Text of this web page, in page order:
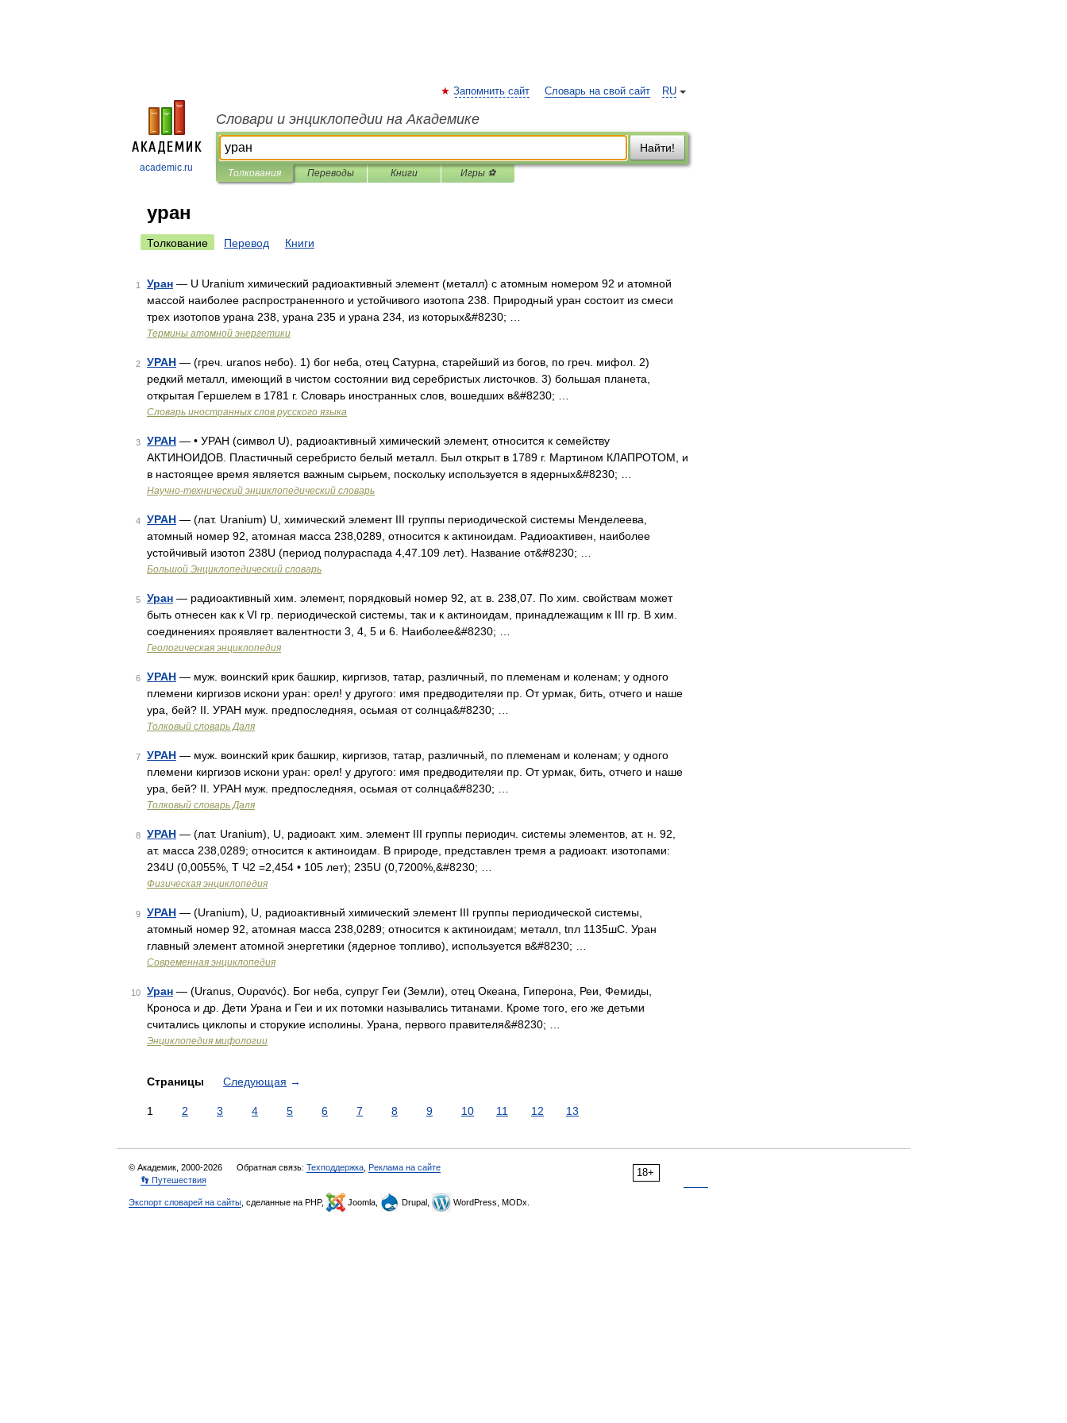
academic.ru
RU
Запомнить сайт Словарь на свой сайт
Словари и энциклопедии на Академике
Найти!
Толкования Переводы Книги Игры ⚽
уран
Толкование Перевод Книги
1 Уран — U Uranium химический радиоактивный элемент (металл) с атомным номером 92 и атомной
массой наиболее распространенного и устойчивого изотопа 238. Природный уран состоит из смеси
трех изотопов урана 238, урана 235 и урана 234, из которых&#8230; …
Термины атомной энергетики
2 УРАН — (греч. uranos небо). 1) бог неба, отец Сатурна, старейший из богов, по греч. мифол. 2)
редкий металл, имеющий в чистом состоянии вид серебристых листочков. 3) большая планета,
открытая Гершелем в 1781 г. Словарь иностранных слов, вошедших в&#8230; …
Словарь иностранных слов русского языка
3 УРАН — • УРАН (символ U), радиоактивный химический элемент, относится к семейству
АКТИНОИДОВ. Пластичный серебристо белый металл. Был открыт в 1789 г. Мартином КЛАПРОТОМ, и
в настоящее время является важным сырьем, поскольку используется в ядерных&#8230; …
Научно-технический энциклопедический словарь
4 УРАН — (лат. Uranium) U, химический элемент III группы периодической системы Менделеева,
атомный номер 92, атомная масса 238,0289, относится к актиноидам. Радиоактивен, наиболее
устойчивый изотоп 238U (период полураспада 4,47.109 лет). Название от&#8230; …
Большой Энциклопедический словарь
5 Уран — радиоактивный хим. элемент, порядковый номер 92, ат. в. 238,07. По хим. свойствам может
быть отнесен как к VI гр. периодической системы, так и к актиноидам, принадлежащим к III гр. В хим.
соединениях проявляет валентности 3, 4, 5 и 6. Наиболее&#8230; …
Геологическая энциклопедия
6 УРАН — муж. воинский крик башкир, киргизов, татар, различный, по племенам и коленам; у одного
племени киргизов искони уран: орел! у другого: имя предводителяи пр. От урмак, бить, отчего и наше
ура, бей? II. УРАН муж. предпоследняя, осьмая от солнца&#8230; …
Толковый словарь Даля
7 УРАН — муж. воинский крик башкир, киргизов, татар, различный, по племенам и коленам; у одного
племени киргизов искони уран: орел! у другого: имя предводителяи пр. От урмак, бить, отчего и наше
ура, бей? II. УРАН муж. предпоследняя, осьмая от солнца&#8230; …
Толковый словарь Даля
8 УРАН — (лат. Uranium), U, радиоакт. хим. элемент III группы периодич. системы элементов, ат. н. 92,
ат. масса 238,0289; относится к актиноидам. В природе, представлен тремя а радиоакт. изотопами:
234U (0,0055%, Т Ч2 =2,454 • 105 лет); 235U (0,7200%,&#8230; …
Физическая энциклопедия
9 УРАН — (Uranium), U, радиоактивный химический элемент III группы периодической системы,
атомный номер 92, атомная масса 238,0289; относится к актиноидам; металл, tпл 1135шC. Уран
главный элемент атомной энергетики (ядерное топливо), используется в&#8230; …
Современная энциклопедия
10 Уран — (Uranus, Ουρανός). Бог неба, супруг Геи (Земли), отец Океана, Гиперона, Реи, Фемиды,
Кроноса и др. Дети Урана и Геи и их потомки назывались титанами. Кроме того, его же детьми
считались циклопы и сторукие исполины. Урана, первого правителя&#8230; …
Энциклопедия мифологии
Страницы Следующая →
1 2 3 4 5 6 7 8 9 10 11 12 13
18+
© Академик, 2000-2026 Обратная связь: Техподдержка Реклама на сайте
👣 Путешествия
Экспорт словарей на сайты , сделанные на PHP, Joomla, Drupal, WordPress, MODx.